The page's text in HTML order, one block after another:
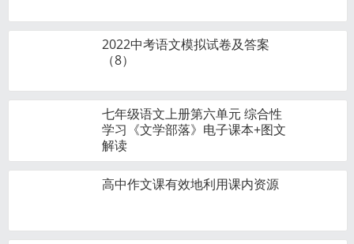
2022中考语文模拟试卷及答案
（8）
七年级语文上册第六单元 综合性
学习《文学部落》电子课本+图文
解读
高中作文课有效地利用课内资源